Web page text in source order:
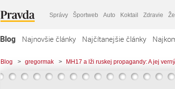
Správy Športweb Auto Koktail Zdravie
Blog Najnovšie články Najčítanejšie články
Blog > gregormak > MH17 a lži ruskej propagandy: A jej